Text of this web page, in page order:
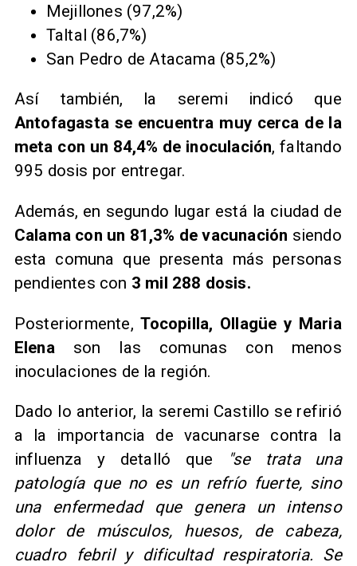
Mejillones (97,2%)
Taltal (86,7%)
San Pedro de Atacama (85,2%)
Así también, la seremi indicó que
Antofagasta se encuentra muy cerca de la
meta con un 84,4% de inoculación, faltando
995 dosis por entregar.
Además, en segundo lugar está la ciudad de
Calama con un 81,3% de vacunación siendo
esta comuna que presenta más personas
pendientes con 3 mil 288 dosis.
Posteriormente,Tocopilla, Ollagüe y Maria
Elena son las comunas con menos
inoculaciones de la región.
Dado lo anterior, la seremi Castillo se refirió
a la importancia de vacunarse contra la
influenza y detalló que
"se trata una
patología que no es un refrío fuerte, sino
una enfermedad que genera un intenso
dolor de músculos, huesos, de cabeza,
cuadro febril y dificultad respiratoria. Se